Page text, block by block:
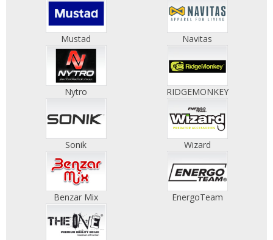
Mustad Navitas
Nytro RIDGEMONKEY
Sonik Wizard
Benzar Mix EnergoTeam